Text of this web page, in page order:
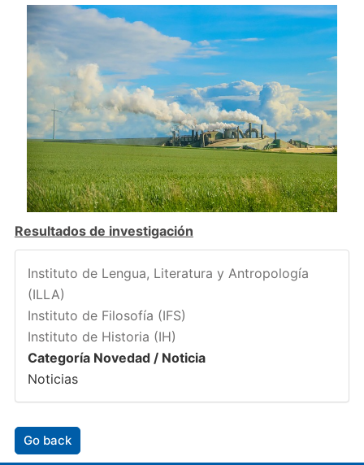
Resultados de investigación
Instituto de Lengua, Literatura y Antropología
(ILLA)
Instituto de Filosofía (IFS)
Instituto de Historia (IH)
Categoría Novedad / Noticia
Noticias
Go back